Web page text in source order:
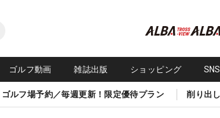
ゴルフ動画 雑誌出版 ショッピング
ゴルフ場予約／毎週更新！限定優待プラン 削り出